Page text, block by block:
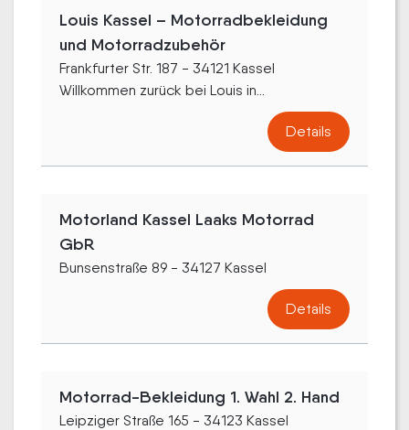
Louis Kassel – Motorradbekleidung
und Motorradzubehör
Frankfurter Str. 187 - 34121 Kassel
Willkommen zurück bei Louis in...
Details
Motorland Kassel Laaks Motorrad
GbR
Bunsenstraße 89 - 34127 Kassel
Details
Motorrad-Bekleidung 1. Wahl 2. Hand
Leipziger Straße 165 - 34123 Kassel